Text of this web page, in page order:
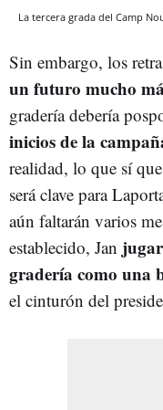
La tercera grada del Camp
Sin embargo, los
un futuro mucho
gradería debería
inicios de la
realidad, lo que sí
será clave para
aún faltarán varios
establecido, Jan
gradería como una
el cinturón del